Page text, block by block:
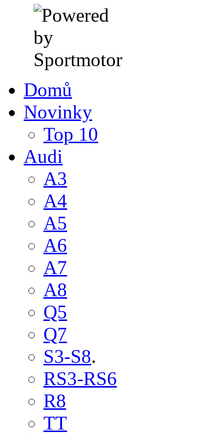
Domů
Novinky
Top 10
Audi
A3
A4
A5
A6
A7
A8
Q5
Q7
S3-S8.
RS3-RS6
R8
TT